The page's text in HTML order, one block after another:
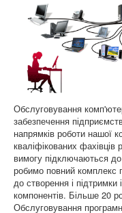
Обслуговування
забезпечення
напрямків роботи нашої
кваліфікованих фахівців
вимогу підключаються
робимо повний комплекс
до створення і
компонентів. Більше 20
Обслуговування